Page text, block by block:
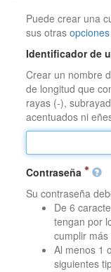
Puede crear una
sus otras
Identificador de
Crear un nombre
de longitud que
rayas (-),
acentuados ni
Contraseña
Su contraseña
De 6
tengan por
cumplir
Al menos 1
siguientes